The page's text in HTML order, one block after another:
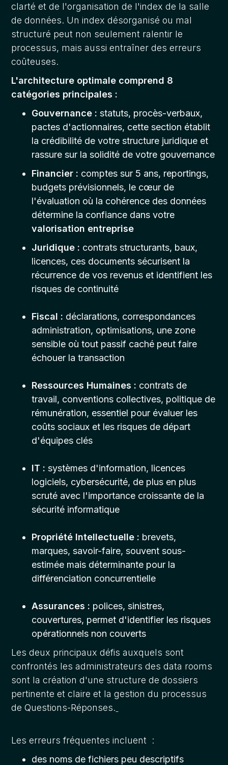
clarté et de l'organisation de l'index de la salle
de données. Un index désorganisé ou mal
structuré peut non seulement ralentir le
processus, mais aussi entraîner des erreurs
coûteuses.
L'architecture optimale comprend 8
catégories principales :
Gouvernance : statuts, procès-verbaux,
pactes d'actionnaires, cette section établit
la crédibilité de votre structure juridique et
rassure sur la solidité de votre gouvernance
Financier : comptes sur 5 ans, reportings,
budgets prévisionnels, le cœur de
l'évaluation où la cohérence des données
détermine la confiance dans votre
valorisation entreprise
Juridique : contrats structurants, baux,
licences, ces documents sécurisent la
récurrence de vos revenus et identifient les
risques de continuité
Fiscal : déclarations, correspondances
administration, optimisations, une zone
sensible où tout passif caché peut faire
échouer la transaction
Ressources Humaines : contrats de
travail, conventions collectives, politique de
rémunération, essentiel pour évaluer les
coûts sociaux et les risques de départ
d'équipes clés
IT : systèmes d'information, licences
logiciels, cybersécurité, de plus en plus
scruté avec l'importance croissante de la
sécurité informatique
Propriété Intellectuelle : brevets,
marques, savoir-faire, souvent sous-
estimée mais déterminante pour la
différenciation concurrentielle
Assurances : polices, sinistres,
couvertures, permet d'identifier les risques
opérationnels non couverts
Les deux principaux défis auxquels sont
confrontés les administrateurs des data rooms
sont la création d'une structure de dossiers
pertinente et claire et la gestion du processus
de Questions-Réponses.
Les erreurs fréquentes incluent :
des noms de fichiers peu descriptifs